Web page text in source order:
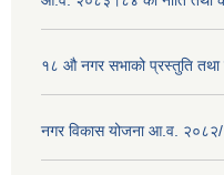
१८ औ नगर सभाको प्रस्तुति तथा
नगर विकास योजना आ.व. २०८२/